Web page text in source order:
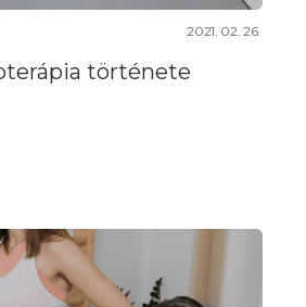
2021. 02. 26.
története